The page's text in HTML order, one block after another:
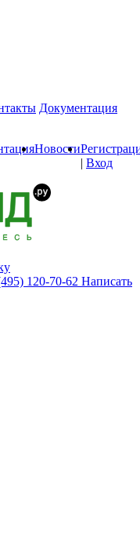
Документация
Новости
| Вход
120-70-62 Написать